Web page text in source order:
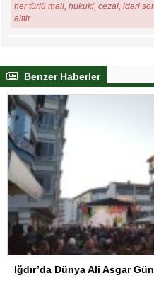
her türlü mali, hukuki, cezai, idari
aittir.
Benzer Haberler